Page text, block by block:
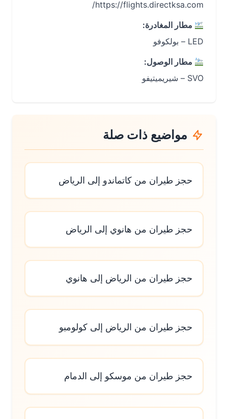
https://flights.directksa.com/
مطار المغادرة:
مطار الوصول:
مواضيع ذات صلة
حجز طيران من كاتماندو إلى الرياض
حجز طيران من هانوي إلى الرياض
حجز طيران من الرياض إلى هانوي
حجز طيران من الرياض إلى كولومبو
حجز طيران من موسكو إلى الدمام